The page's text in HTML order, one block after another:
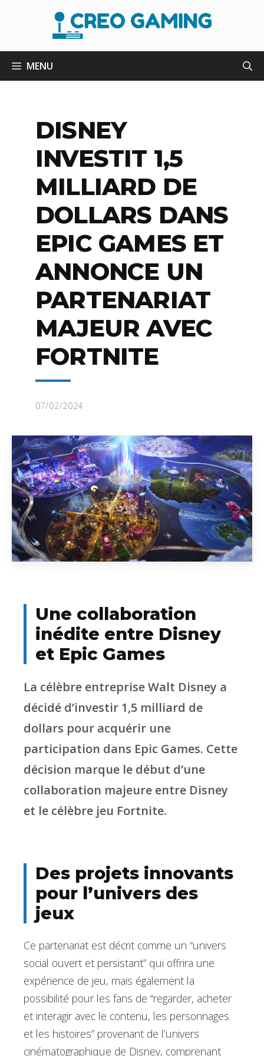
MENU
DISNEY
INVESTIT 1,5
MILLIARD DE
DOLLARS DANS
EPIC GAMES ET
ANNONCE UN
PARTENARIAT
MAJEUR AVEC
FORTNITE
07/02/2024
Une collaboration
inédite entre Disney
et Epic Games
La célèbre entreprise Walt Disney a
décidé d’investir 1,5 milliard de
dollars pour acquérir une
participation dans Epic Games. Cette
décision marque le début d’une
collaboration majeure entre Disney
et le célèbre jeu Fortnite.
Des projets innovants
pour l’univers des
jeux
Ce partenariat est décrit comme un “univers
social ouvert et persistant” qui offrira une
expérience de jeu, mais également la
possibilité pour les fans de “regarder, acheter
et interagir avec le contenu, les personnages
et les histoires” provenant de l’univers
cinématographique de Disney, comprenant